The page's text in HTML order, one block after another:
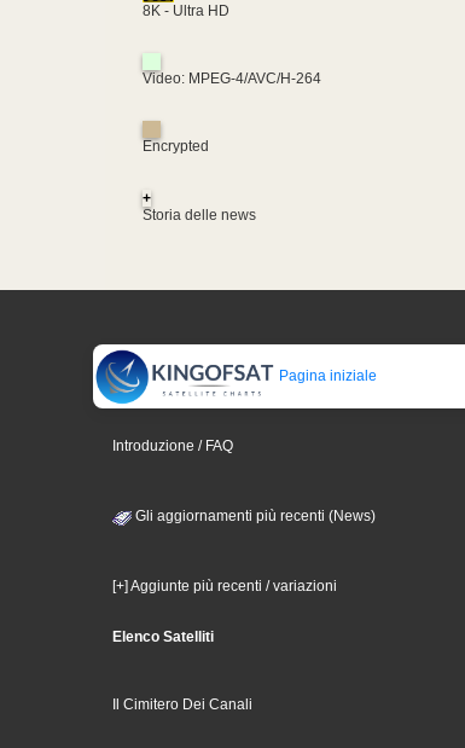
8K - Ultra HD
Video: MPEG-4/AVC/H-264
Encrypted
+
Storia delle news
Pagina iniziale
Introduzione / FAQ
Gli aggiornamenti più recenti (News)
[+] Aggiunte più recenti / variazioni
Elenco Satelliti
Il Cimitero Dei Canali